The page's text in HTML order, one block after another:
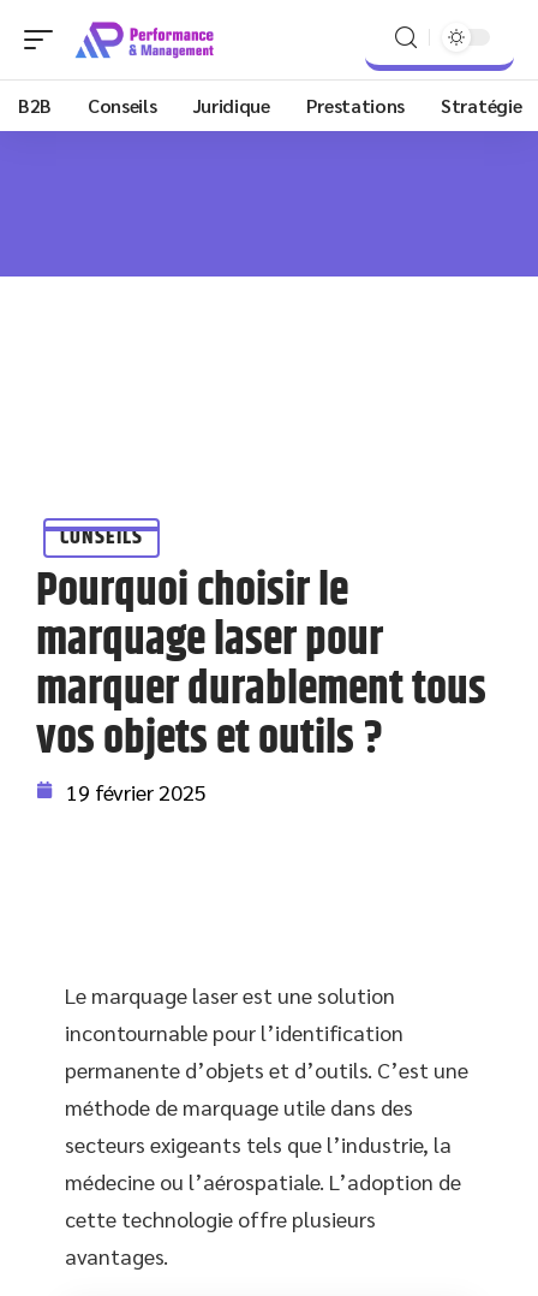
B2B Conseils Juridique Prestations Stratégie
CONSEILS
Pourquoi choisir le
marquage laser pour
marquer durablement tous
vos objets et outils ?
19 février 2025
Le marquage laser est une solution
incontournable pour l’identification
permanente d’objets et d’outils. C’est une
méthode de marquage utile dans des
secteurs exigeants tels que l’industrie, la
médecine ou l’aérospatiale. L’adoption de
cette technologie offre plusieurs
avantages.